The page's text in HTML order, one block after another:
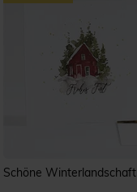
Schöne Winterlandschaft